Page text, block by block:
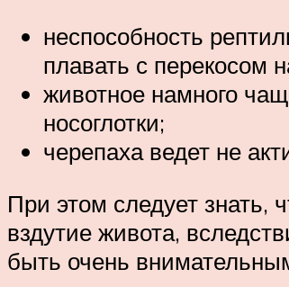
неспособность
плавать с перекосом
животное намного
носоглотки;
черепаха ведет не
При этом следует знать,
вздутие живота,
быть очень